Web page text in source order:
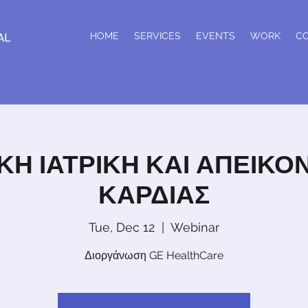
HOME SERVICES EVENTS WORK
ΙΑΤΡΙΚΗ ΚΑΙ
ΚΑΡΔΙΑΣ
Tue, Dec 12
  |
Webinar
Διοργάνωση GE HealthCare